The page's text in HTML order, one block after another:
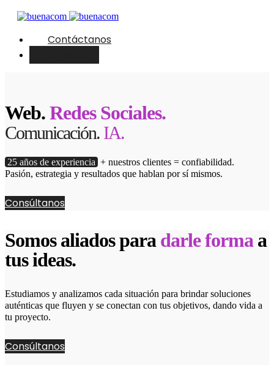
Contáctanos
Web.Redes Sociales.
Comunicación. IA.
25 años de experiencia + nuestros clientes = confiabilidad.
Pasión, estrategia y resultados que hablan por sí mismos.
Consúltanos
Somos aliados para darle forma a
tus ideas.
Estudiamos y analizamos cada situación para brindar soluciones
auténticas que fluyen y se conectan con tus objetivos, dando vida a
tu proyecto.
Consúltanos